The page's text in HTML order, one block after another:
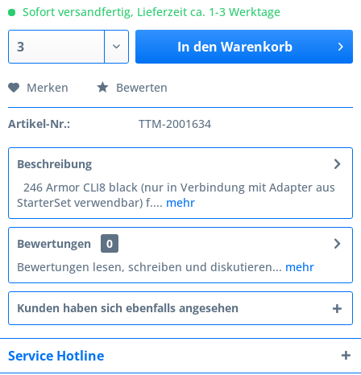
Sofort versandfertig, Lieferzeit ca. 1-3 Werktage
In den Warenkorb
Merken Bewerten
Artikel-Nr.: TTM-2001634
Beschreibung
246 Armor CLI8 black (nur in Verbindung mit Adapter aus
StarterSet verwendbar) f.... mehr
Bewertungen
0
Bewertungen lesen, schreiben und diskutieren... mehr
Kunden haben sich ebenfalls angesehen
Service Hotline